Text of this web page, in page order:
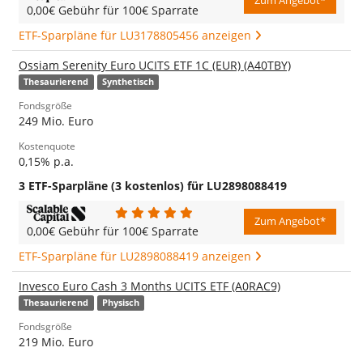
0,00€ Gebühr für 100€ Sparrate
ETF-Sparpläne für LU3178805456 anzeigen
Ossiam Serenity Euro UCITS ETF 1C (EUR) (A40TBY)
Thesaurierend Synthetisch
Fondsgröße
249 Mio. Euro
Kostenquote
0,15% p.a.
3 ETF-Sparpläne (3 kostenlos) für LU2898088419
0,00€ Gebühr für 100€ Sparrate
Zum Angebot*
ETF-Sparpläne für LU2898088419 anzeigen
Invesco Euro Cash 3 Months UCITS ETF (A0RAC9)
Thesaurierend Physisch
Fondsgröße
219 Mio. Euro